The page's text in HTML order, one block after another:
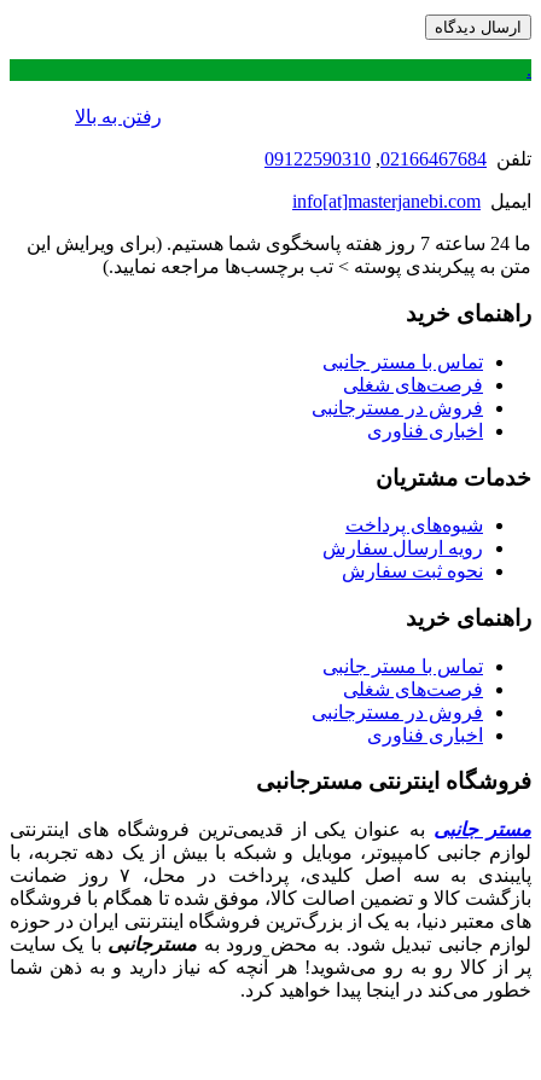
.
رفتن به بالا
تلفن 02166467684
,
09122590310
ایمیل info[at]masterjanebi.com
ما 24 ساعته 7 روز هفته پاسخگوی شما هستیم. (برای ویرایش این
متن به پیکربندی پوسته > تب برچسب‌ها مراجعه نمایید.)
راهنمای خرید
تماس با مستر جانبی
فرصت‌های شغلی
فروش در مسترجانبی
اخباری فناوری
خدمات مشتریان
شیوه‌های پرداخت
رویه ارسال سفارش
نحوه ثبت سفارش
راهنمای خرید
تماس با مستر جانبی
فرصت‌های شغلی
فروش در مسترجانبی
اخباری فناوری
فروشگاه اینترنتی مسترجانبی
مستر جانبی به عنوان یکی از قدیمی‌ترین فروشگاه های اینترنتی
لوازم جانبی کامپیوتر، موبایل و شبکه با بیش از یک دهه تجربه، با
پایبندی به سه اصل کلیدی، پرداخت در محل، ۷ روز ضمانت
بازگشت کالا و تضمین اصالت کالا، موفق شده تا همگام با فروشگاه‌
های معتبر دنیا، به یک از بزرگ‌ترین فروشگاه اینترنتی ایران در حوزه
لوازم جانبی تبدیل شود. به محض ورود به مسترجانبی با یک سایت
پر از کالا رو به رو می‌شوید! هر آنچه که نیاز دارید و به ذهن شما
خطور می‌کند در اینجا پیدا خواهید کرد.